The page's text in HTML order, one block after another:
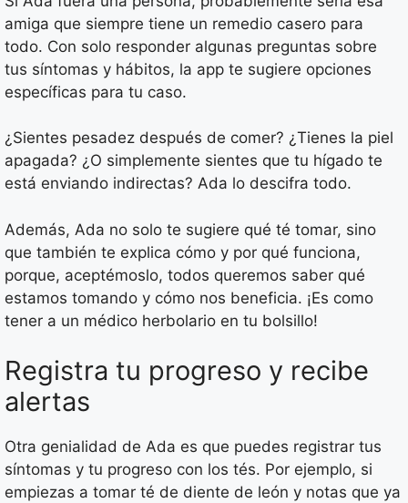
amiga que siempre tiene un remedio casero para
todo. Con solo responder algunas preguntas sobre
tus síntomas y hábitos, la app te sugiere opciones
específicas para tu caso.
¿Sientes pesadez después de comer? ¿Tienes la piel
apagada? ¿O simplemente sientes que tu hígado te
está enviando indirectas? Ada lo descifra todo.
Además, Ada no solo te sugiere qué té tomar, sino
que también te explica cómo y por qué funciona,
porque, aceptémoslo, todos queremos saber qué
estamos tomando y cómo nos beneficia. ¡Es como
tener a un médico herbolario en tu bolsillo!
Registra tu progreso y recibe
alertas
Otra genialidad de Ada es que puedes registrar tus
síntomas y tu progreso con los tés. Por ejemplo, si
empiezas a tomar té de diente de león y notas que ya